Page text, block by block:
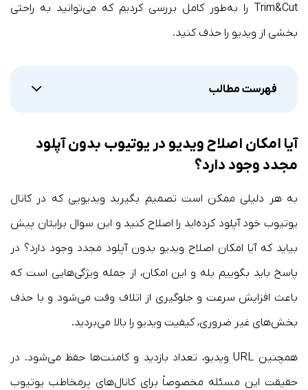
Trim&Cut را به‌طور کامل بررسی کردیم که می‌توانید به راحتی
بخشی از ویدیو را حذف کنید.
فهرست مطالب
آیا امکان اصلاح ویدیو در یوتیوب بدون آپلود
مجدد وجود دارد؟
به هر دلیلی ممکن است تصمیم بگیرید ویدیویی که در کانال
یوتیوب خود آپلود کرده‌اید را اصلاح کنید و این سوال برایتان پیش
بیاید که آیا امکان اصلاح ویدیو بدون آپلود مجدد وجود دارد؟ در
پاسخ باید بگوییم بله و این امکان، از جمله ویژگی‌هایی است که
باعث افزایش سرعت و جلوگیری از اتلاف وقت می‌شود و با حذف
بخش‌های غیر ضروری، کیفیت ویدیو را بالا می‌بردید.
همچنین URL ویدیو، تعداد بازدید و کامنت‌ها حفظ می‌شود. در
حقیقت این مسئله مخصوصاً برای کانال‌های پرمخاطب یوتیوب